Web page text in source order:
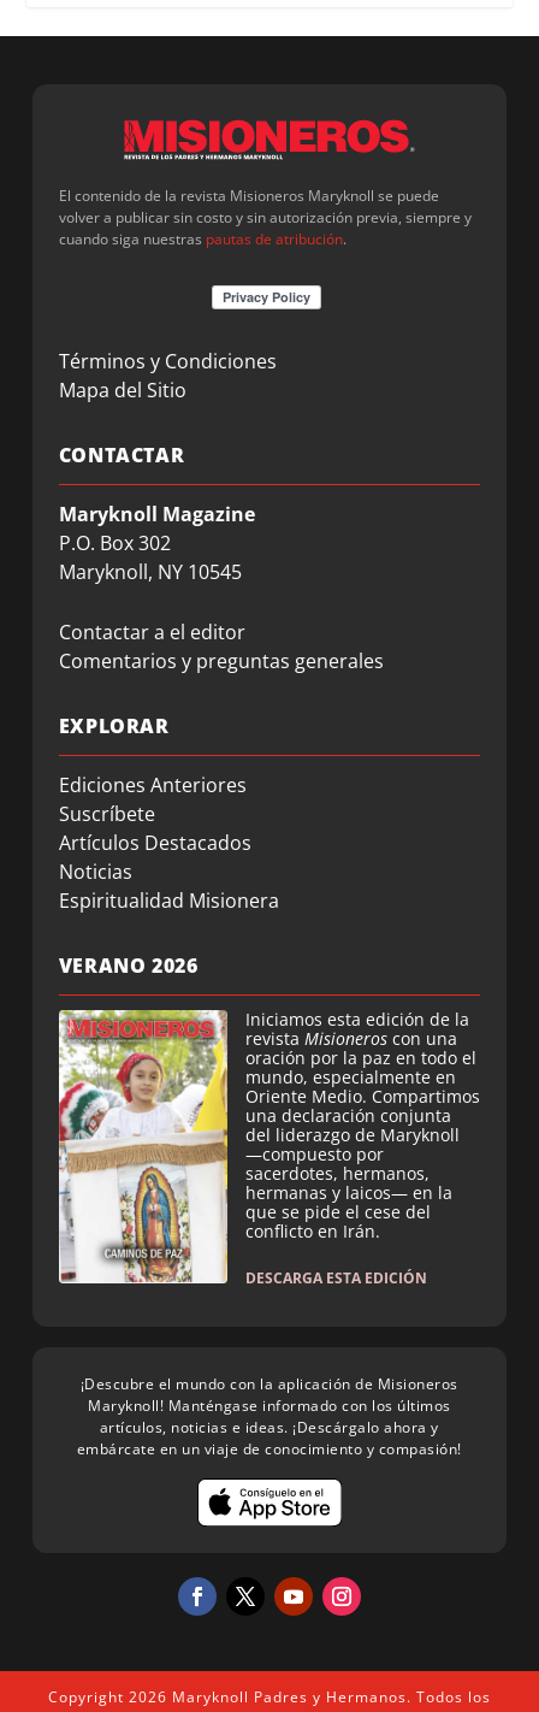
El contenido de la revista Misioneros Maryknoll se puede
volver a publicar sin costo y sin autorización previa, siempre y
cuando siga nuestras pautas de atribución.
Términos y Condiciones
Mapa del Sitio
CONTACTAR
Maryknoll Magazine
P.O. Box 302
Maryknoll, NY 10545
Contactar a el editor
Comentarios y preguntas generales
EXPLORAR
Ediciones Anteriores
Suscríbete
Artículos Destacados
Noticias
Espiritualidad Misionera
VERANO 2026
Iniciamos esta edición de la
revista Misioneros con una
oración por la paz en todo el
mundo, especialmente en
Oriente Medio. Compartimos
una declaración conjunta
del liderazgo de Maryknoll
—compuesto por
sacerdotes, hermanos,
hermanas y laicos— en la
que se pide el cese del
conflicto en Irán.
DESCARGA ESTA EDICIÓN
¡Descubre el mundo con la aplicación de Misioneros
Maryknoll! Manténgase informado con los últimos
artículos, noticias e ideas. ¡Descárgalo ahora y
embárcate en un viaje de conocimiento y compasión!
Copyright 2026 Maryknoll Padres y Hermanos. Todos los